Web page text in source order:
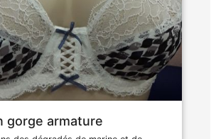
gorge armature